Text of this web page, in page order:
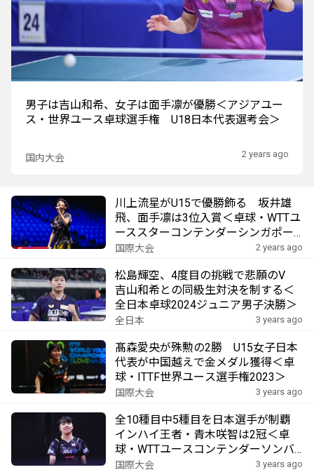
男子は吉山和希、女子は面手凛が優勝＜アジアユー
ス・世界ユース卓球選手権 U18日本代表選考会＞
国内大会 2 years ago
川上流星がU15で優勝飾る 坂井雄
飛、面手凛は3位入賞＜卓球・WTTユ
ーススターコンテンダーシンガポー
ル2024＞
国際大会 2 years ago
松島輝空、4度目の挑戦で悲願のV
吉山和希との同級生対決を制する＜
全日本卓球2024ジュニア男子決勝＞
全日本 3 years ago
髙森愛央が殊勲の2勝 U15女子日本
代表が中国越えで金メダル獲得＜卓
球・ITTF世界ユース選手権2023＞
国際大会 3 years ago
全10種目中5種目を日本選手が制覇
インハイ王者・青木咲智は2冠＜卓
球・WTTユースコンテンダーソンバ
トヘイ2023＞
国際大会 3 years ago